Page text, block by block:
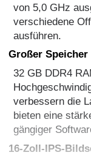
von 5,0 GHz
verschiedene
ausführen.
Großer Speicher
32 GB DDR4
verbessern die
bieten eine
gängiger
16-Zoll-IPS-